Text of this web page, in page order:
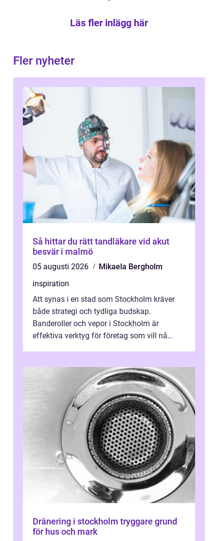
Läs fler inlägg här
Fler nyheter
Så hittar du rätt tandläkare vid akut
besvär i malmö
05 augusti 2026
Mikaela Bergholm
inspiration
Att synas i en stad som Stockholm kräver
både strategi och tydliga budskap.
Banderoller och vepor i Stockholm är
effektiva verktyg för företag som vill nå
Dränering i stockholm tryggare grund
för hus och mark